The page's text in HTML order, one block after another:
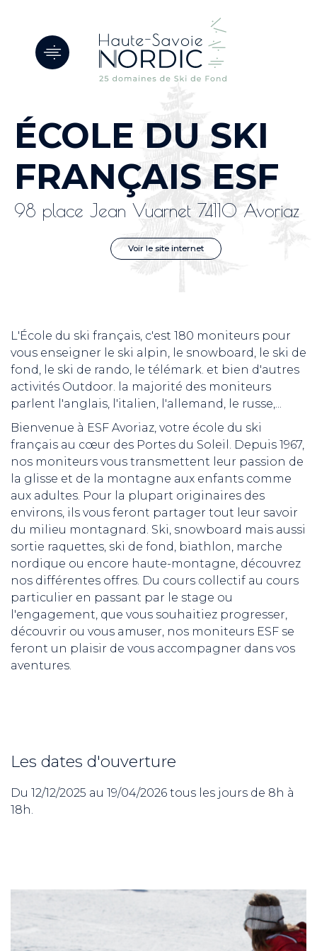
ÉCOLE DU SKI
FRANÇAIS ESF
98 place Jean Vuarnet 74110 Avoriaz
Voir le site internet
L'École du ski français, c'est 180 moniteurs pour
vous enseigner le ski alpin, le snowboard, le ski de
fond, le ski de rando, le télémark. et bien d'autres
activités Outdoor. la majorité des moniteurs
parlent l'anglais, l'italien, l'allemand, le russe,...
Bienvenue à ESF Avoriaz, votre école du ski
français au cœur des Portes du Soleil. Depuis 1967,
nos moniteurs vous transmettent leur passion de
la glisse et de la montagne aux enfants comme
aux adultes. Pour la plupart originaires des
environs, ils vous feront partager tout leur savoir
du milieu montagnard. Ski, snowboard mais aussi
sortie raquettes, ski de fond, biathlon, marche
nordique ou encore haute-montagne, découvrez
nos différentes offres. Du cours collectif au cours
particulier en passant par le stage ou
l'engagement, que vous souhaitiez progresser,
découvrir ou vous amuser, nos moniteurs ESF se
feront un plaisir de vous accompagner dans vos
aventures.
Les dates d'ouverture
Du 12/12/2025 au 19/04/2026 tous les jours de 8h à
18h.